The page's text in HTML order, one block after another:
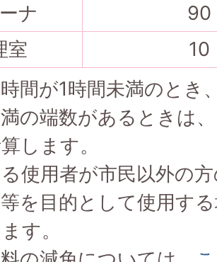
ナ
90
室
10
間が1時間未満のとき
の端数があるときは
します。
使用者が市民以外の
を目的として使用す
す。